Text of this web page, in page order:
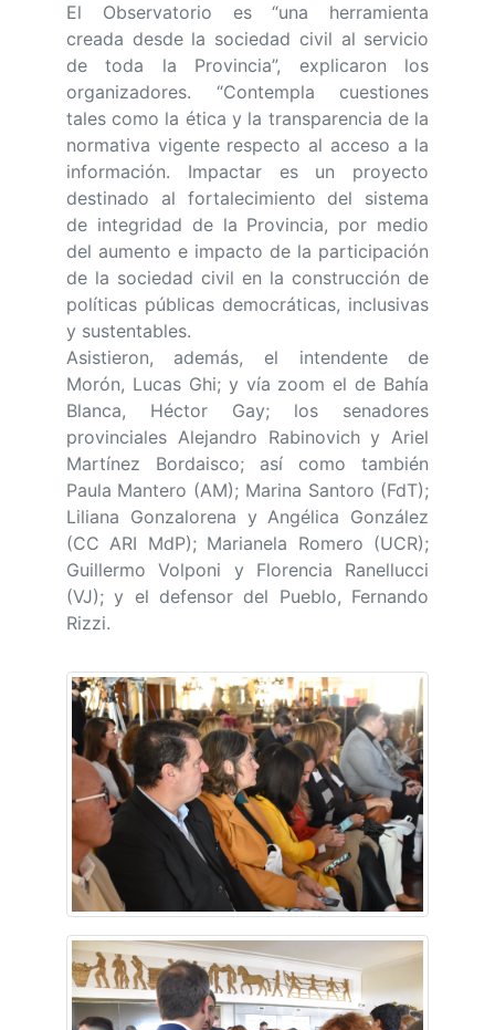
El Observatorio es “una herramienta
creada desde la sociedad civil al servicio
de toda la Provincia”, explicaron los
organizadores. “Contempla cuestiones
tales como la ética y la transparencia de la
normativa vigente respecto al acceso a la
información. Impactar es un proyecto
destinado al fortalecimiento del sistema
de integridad de la Provincia, por medio
del aumento e impacto de la participación
de la sociedad civil en la construcción de
políticas públicas democráticas, inclusivas
y sustentables.
Asistieron, además, el intendente de
Morón, Lucas Ghi; y vía zoom el de Bahía
Blanca, Héctor Gay; los senadores
provinciales Alejandro Rabinovich y Ariel
Martínez Bordaisco; así como también
Paula Mantero (AM); Marina Santoro (FdT);
Liliana Gonzalorena y Angélica González
(CC ARI MdP); Marianela Romero (UCR);
Guillermo Volponi y Florencia Ranellucci
(VJ); y el defensor del Pueblo, Fernando
Rizzi.